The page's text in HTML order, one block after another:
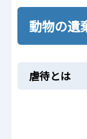
動物の遺
虐待とは